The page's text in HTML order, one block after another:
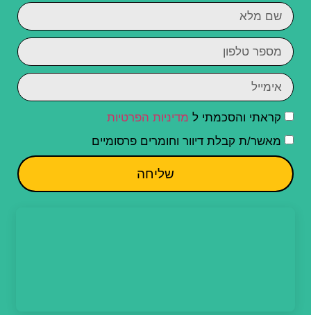
קראתי והסכמתי ל מדיניות הפרטיות
מאשר/ת קבלת דיוור וחומרים פרסומיים
שליחה